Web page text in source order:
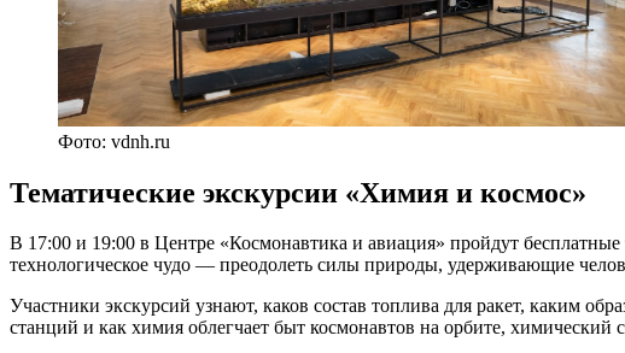
Фото: vdnh.ru
Тематические экскурсии «Химия и космос»
В 17:00 и 19:00 в Центре «Космонавтика и авиация» пройдут
технологическое чудо — преодолеть силы природы, удерживающие
Участники экскурсий узнают, каков состав топлива для ракет, каким
станций и как химия облегчает быт космонавтов на орбите, химический